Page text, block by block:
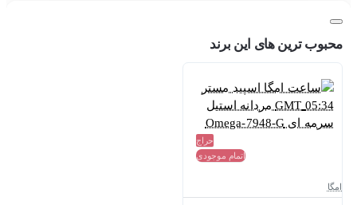
محبوب ترین های این برند
حراج
اتمام موجودی
امگا